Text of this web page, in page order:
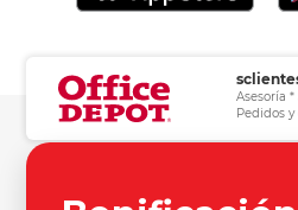
Asesoría *
Pedidos
Herramientas de consulta